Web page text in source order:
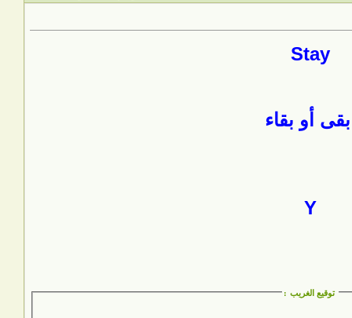
Stay
أو بقاء
Y
توقيع الغريب :